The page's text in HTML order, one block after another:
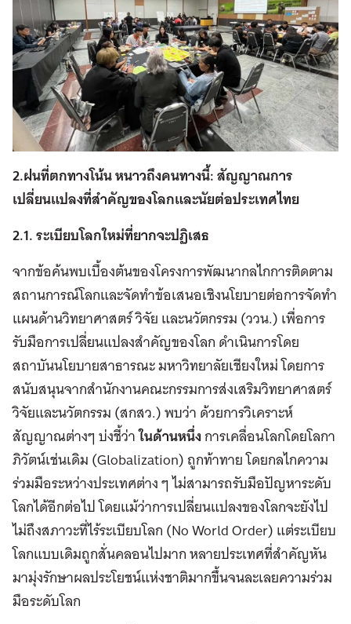
2.ฝนที่ตกทางโน้น หนาวถึงคนทางนี้: สัญญาณการ
เปลี่ยนแปลงที่สำคัญของโลกและนัยต่อประเทศไทย
2.1. ระเบียบโลกใหม่ที่ยากจะปฏิเสธ
จากข้อค้นพบเบื้องต้นของโครงการพัฒนากลไกการติดตาม
สถานการณ์โลกและจัดทำข้อเสนอเชิงนโยบายต่อการจัดทำ
แผนด้านวิทยาศาสตร์ วิจัย และนวัตกรรม (ววน.) เพื่อการ
รับมือการเปลี่ยนแปลงสำคัญของโลก ดำเนินการโดย
สถาบันนโยบายสาธารณะ มหาวิทยาลัยเชียงใหม่ โดยการ
สนับสนุนจากสำนักงานคณะกรรมการส่งเสริมวิทยาศาสตร์
วิจัยและนวัตกรรม (สกสว.) พบว่า ด้วยการวิเคราะห์
สัญญาณต่างๆ บ่งชี้ว่าในด้านหนึ่งการเคลื่อนโลกโดยโลกา
ภิวัตน์เช่นเดิม (Globalization) ถูกท้าทาย โดยกลไกความ
ร่วมมือระหว่างประเทศต่าง ๆ ไม่สามารถรับมือปัญหาระดับ
โลกได้อีกต่อไป โดยแม้ว่าการเปลี่ยนแปลงของโลกจะยังไป
ไม่ถึงสภาวะที่ไร้ระเบียบโลก (No World Order) แต่ระเบียบ
โลกแบบเดิมถูกสั่นคลอนไปมาก หลายประเทศที่สำคัญหัน
มามุ่งรักษาผลประโยชน์แห่งชาติมากขึ้นจนละเลยความร่วม
มือระดับโลก